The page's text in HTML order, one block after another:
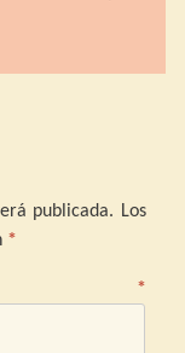
publicada. Los
*
*